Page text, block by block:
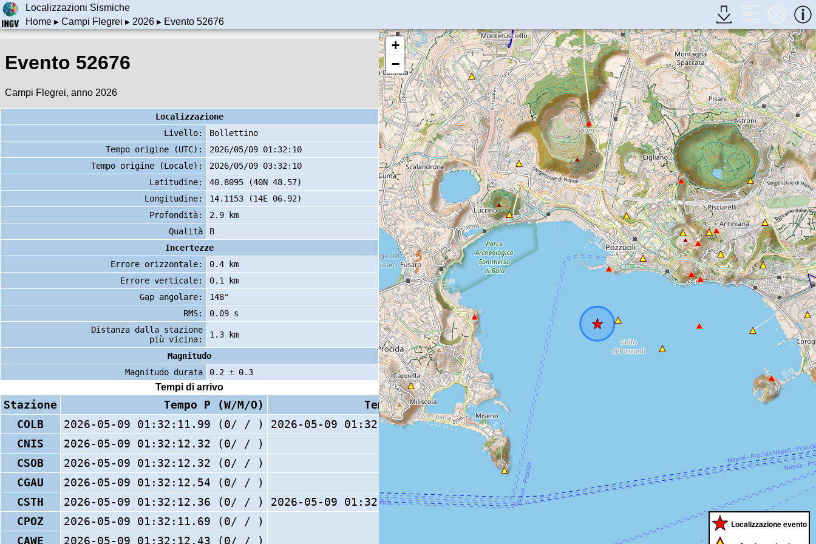
Localizzazioni Sismiche
Home▸ Campi Flegrei ▸ 2026▸ Evento 52676
Evento 52676
Campi Flegrei, anno 2026
Localizzazione
Livello:
Bollettino
Tempo origine (UTC):
2026/05/09 01:32:10
Tempo origine (Locale):
2026/05/09 03:32:10
Latitudine:
40.8095 (40N 48.57)
Longitudine:
14.1153 (14E 06.92)
Profondità:
2.9 km
Qualità
B
Incertezze
Errore orizzontale:
0.4 km
Errore verticale:
0.1 km
Gap angolare:
148°
RMS:
0.09 s
Distanza dalla stazione
più vicina:
1.3 km
Magnitudo
Magnitudo durata
0.2 ± 0.3
Tempi di arrivo
Stazione Tempo P (W/M/O) Tempo S (W/M/O) Coda
COLB
2026-05-09 01:32:11.99 (0/ / )
2026-05-09 01:32:13.3 (0/ / )
CNIS
2026-05-09 01:32:12.32 (0/ / )
CSOB
2026-05-09 01:32:12.32 (0/ / )
CGAU
2026-05-09 01:32:12.54 (0/ / )
CSTH
2026-05-09 01:32:12.36 (0/ / ) 2026-05-09 01:32:13.4 (0/ / )
9 s
CPOZ
2026-05-09 01:32:11.69 (0/ / )
CAWE
2026-05-09 01:32:12.43 (0/ / )
+
−
Localizzazione evento